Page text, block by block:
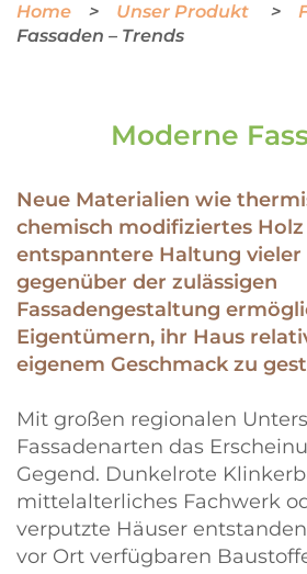
Home Unser Produkt
Fassaden – Trends
Moderne
Neue Materialien wie
chemisch modifiziertes
entspanntere Haltung
gegenüber der zulässigen
Fassadengestaltung
Eigentümern, ihr Haus
eigenem Geschmack zu
Mit großen regionalen
Fassadenarten das
Gegend. Dunkelrote
mittelalterliches Fachwerk
verputzte Häuser
vor Ort verfügbaren